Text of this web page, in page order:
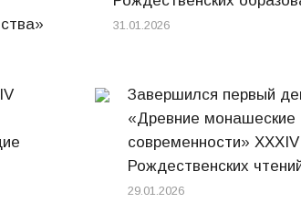
31.01.2026
Завершился первый
«Древние монашеские
современности»
Рождественских
29.01.2026